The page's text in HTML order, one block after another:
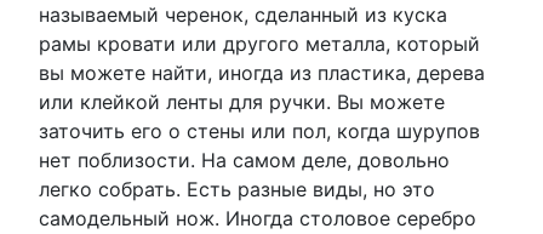
называемый черенок, сделанный из куска
рамы кровати или другого металла, который
вы можете найти, иногда из пластика, дерева
или клейкой ленты для ручки. Вы можете
заточить его о стены или пол, когда шурупов
нет поблизости. На самом деле, довольно
легко собрать. Есть разные виды, но это
самодельный нож. Иногда столовое серебро